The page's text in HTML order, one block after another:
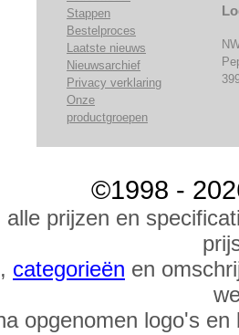
Stappen
Bestelproces
Laatste nieuws
Nieuwsarchief
Privacy verklaring
Onze
productgroepen
©1998 -
alle prijzen en
categorieën en
opgenomen logo's